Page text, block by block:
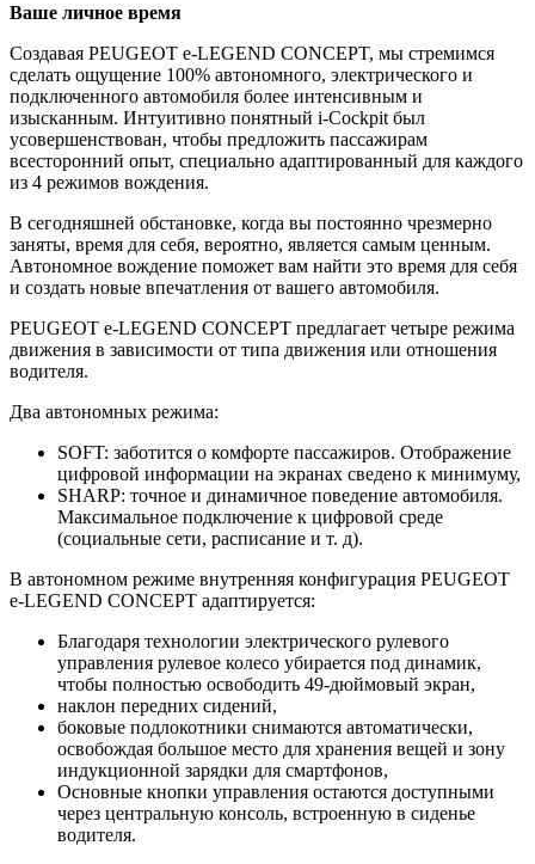
Ваше личное время
Создавая PEUGEOT e-LEGEND CONCEPT, мы стремимся
сделать ощущение 100% автономного, электрического и
подключенного автомобиля более интенсивным и
изысканным. Интуитивно понятный i-Cockpit был
усовершенствован, чтобы предложить пассажирам
всесторонний опыт, специально адаптированный для каждого
из 4 режимов вождения.
В сегодняшней обстановке, когда вы постоянно чрезмерно
заняты, время для себя, вероятно, является самым ценным.
Автономное вождение поможет вам найти это время для себя
и создать новые впечатления от вашего автомобиля.
PEUGEOT e-LEGEND CONCEPT предлагает четыре режима
движения в зависимости от типа движения или отношения
водителя.
Два автономных режима:
SOFT: заботится о комфорте пассажиров. Отображение
цифровой информации на экранах сведено к минимуму,
SHARP: точное и динамичное поведение автомобиля.
Максимальное подключение к цифровой среде
(социальные сети, расписание и т. д).
В автономном режиме внутренняя конфигурация PEUGEOT
e-LEGEND CONCEPT адаптируется:
Благодаря технологии электрического рулевого
управления рулевое колесо убирается под динамик,
чтобы полностью освободить 49-дюймовый экран,
наклон передних сидений,
боковые подлокотники снимаются автоматически,
освобождая большое место для хранения вещей и зону
индукционной зарядки для смартфонов,
Основные кнопки управления остаются доступными
через центральную консоль, встроенную в сиденье
водителя.